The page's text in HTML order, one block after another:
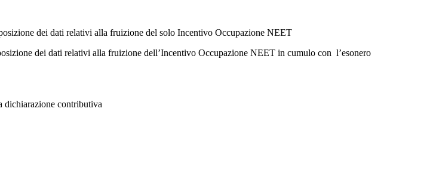
dei dati relativi alla fruizione del solo Incentivo Occupazione NEET
dei dati relativi alla fruizione dell’Incentivo Occupazione NEET in cumulo con l’esonero
dichiarazione contributiva